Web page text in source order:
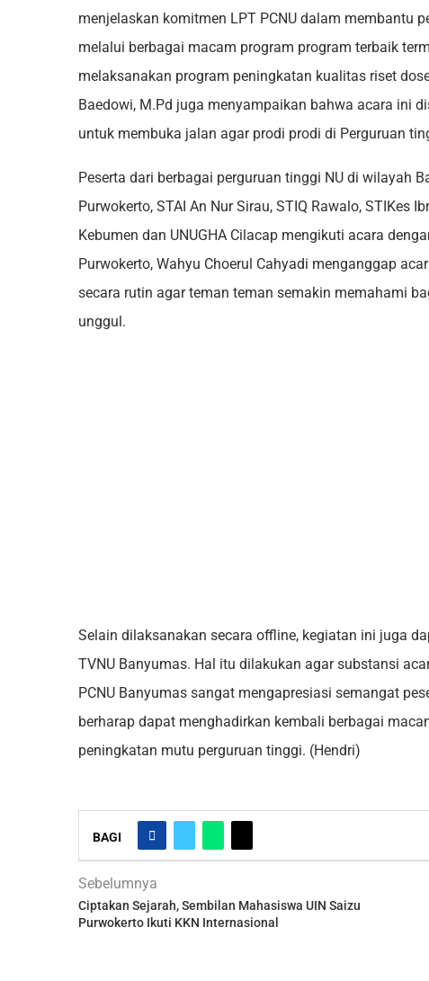
menjelaskan komitmen LPT PCNU dalam membantu
melalui berbagai macam program program terbaik
melaksanakan program peningkatan kualitas riset
Baedowi, M.Pd juga menyampaikan bahwa acara ini
untuk membuka jalan agar prodi prodi di Perguruan
Peserta dari berbagai perguruan tinggi NU di wilayah
Purwokerto, STAI An Nur Sirau, STIQ Rawalo, STIKes
Kebumen dan UNUGHA Cilacap mengikuti acara
Purwokerto, Wahyu Choerul Cahyadi menganggap
secara rutin agar teman teman semakin memahami
unggul.
Selain dilaksanakan secara offline, kegiatan ini juga
TVNU Banyumas. Hal itu dilakukan agar substansi
PCNU Banyumas sangat mengapresiasi semangat
berharap dapat menghadirkan kembali berbagai
peningkatan mutu perguruan tinggi. (Hendri)
BAGI
Sebelumnya
Ciptakan Sejarah, Sembilan Mahasiswa UIN Saizu
Purwokerto Ikuti KKN Internasional